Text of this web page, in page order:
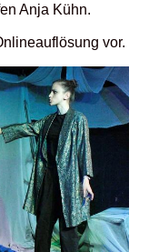
Anja Kühn.
vor.